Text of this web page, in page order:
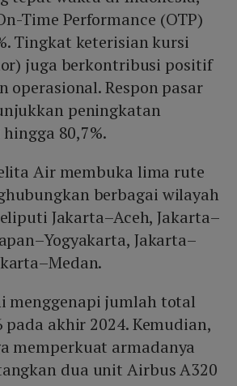
Time Performance (OTP)
Tingkat keterisian kursi
juga berkontribusi positif
operasional. Respon pasar
peningkatan
80,7%.
Air membuka lima rute
berbagai wilayah
Jakarta–Aceh, Jakarta–
Jakarta–
menggenapi jumlah total
akhir 2024. Kemudian,
memperkuat armadanya
dua unit Airbus A320